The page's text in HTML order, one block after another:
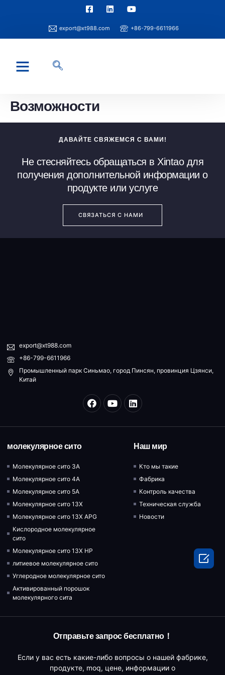
export@xt988.com +86-799-6611966
Возможности
ДАВАЙТЕ СВЯЖЕМСЯ С ВАМИ!
Не стесняйтесь обращаться в Xintao для
получения дополнительной информации о
продукте или услуге
СВЯЗАТЬСЯ С НАМИ
export@xt988.com
+86-799-6611966
Промышленный парк Синьмао, город Пинсян, провинция Цзянси,
Китай
молекулярное сито
Молекулярное сито 3A
Молекулярное сито 4A
Молекулярное сито 5A
Молекулярное сито 13X
Молекулярное сито 13X APG
Кислородное молекулярное
сито
Молекулярное сито 13X HP
литиевое молекулярное сито
Углеродное молекулярное сито
Активированный порошок
молекулярного сита
Наш мир
Кто мы такие
Фабрика
Контроль качества
Техническая служба
Новости
Отправьте запрос бесплатно！
Если у вас есть какие-либо вопросы о нашей фабрике,
продукте, moq, цене, информации о
